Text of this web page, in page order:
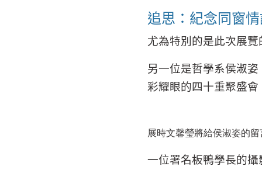
追思：紀念同窗
尤為特別的是此次展
另一位是哲學系侯淑
彩耀眼的四十重聚盛會
展時文馨瑩將給侯淑姿的
一位署名板鴨學長的